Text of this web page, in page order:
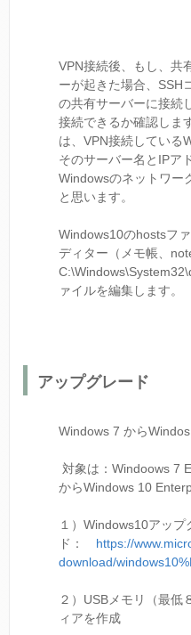
VPN接続後、もし、共
ーが起きた場合、SSH
の共有サーバーに接続
接続できるか確認しま
は、VPN接続している
そのサーバー名とIPア
Windowsのネットワー
と思います。
Windows10のhostsフ
ディター（メモ帳、
ァイルを編集します。
アップグレード
Windows 7 から
対象は：Windoows 7
からWindows 10
１）Windows10アッ
ド： https://
download/
２）USBメモリ（最低
ィアを作成